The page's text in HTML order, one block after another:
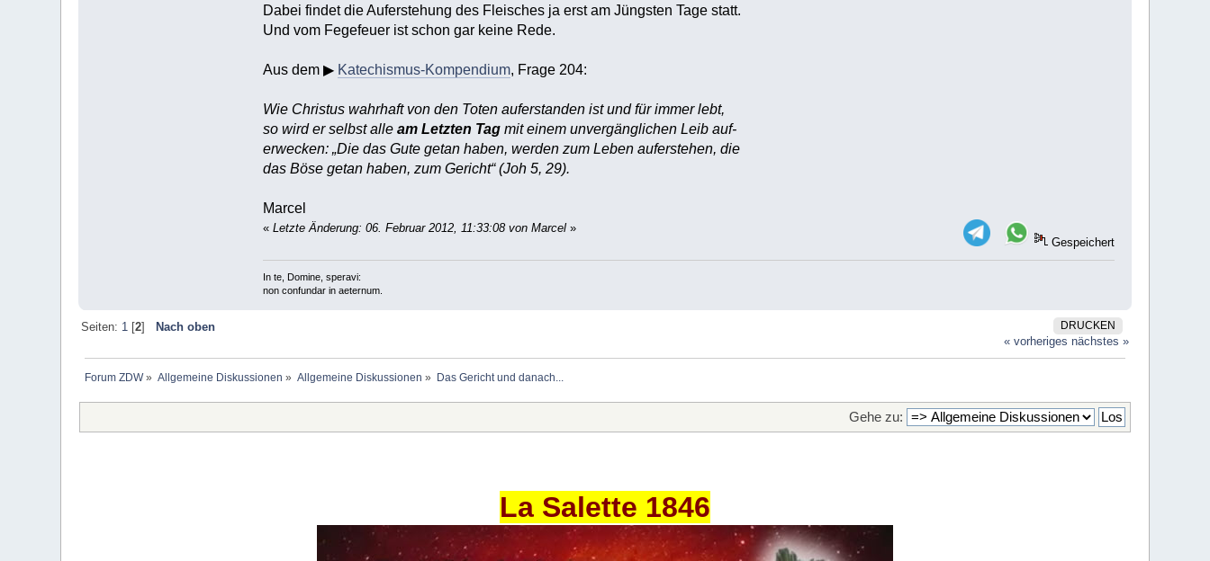
Dabei findet die Auferstehung des Fleisches ja erst am Jüngsten Tage statt.
Und vom Fegefeuer ist schon gar keine Rede.
Aus dem ▶ Katechismus-Kompendium, Frage 204:
Wie Christus wahrhaft von den Toten auferstanden ist und für immer lebt,
so wird er selbst alle am Letzten Tag mit einem unvergänglichen Leib auf-
erwecken: „Die das Gute getan haben, werden zum Leben auferstehen, die
das Böse getan haben, zum Gericht“ (Joh 5, 29).
Marcel
« Letzte Änderung: 06. Februar 2012, 11:33:08 von Marcel »
Gespeichert
In te, Domine, speravi:
non confundar in aeternum.
DRUCKEN
Seiten: 1[2]
Nach oben
« vorheriges nächstes »
Forum ZDW» Allgemeine Diskussionen » Allgemeine Diskussionen » Das Gericht und danach...
Gehe zu:
La Salette 1846